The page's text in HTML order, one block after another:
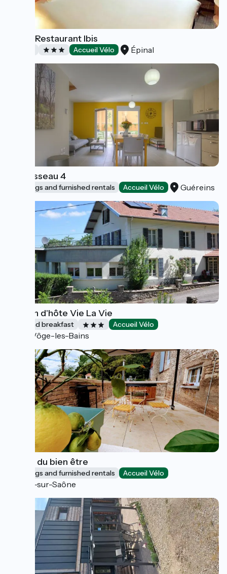
Hôtel-Restaurant Ibis
Accueil Vélo Épinal
Le Ruisseau 4
Lodgings and furnished rentals Accueil Vélo Guéreins
Maison d'hôte Vie La Vie
Bed and breakfast Accueil Vélo
La Vôge-les-Bains
Etable du bien être
Lodgings and furnished rentals Accueil Vélo
Ray-sur-Saône